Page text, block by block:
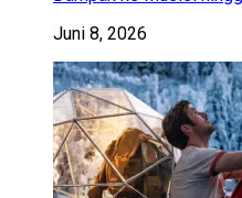
Juni 8, 2026